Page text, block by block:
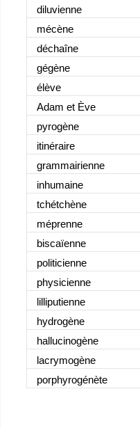
diluvienne
mécène
déchaîne
gégène
élève
Adam et Ève
pyrogène
itinéraire
grammairienne
inhumaine
tchétchène
méprenne
biscaïenne
politicienne
physicienne
lilliputienne
hydrogène
hallucinogène
lacrymogène
porphyrogénète